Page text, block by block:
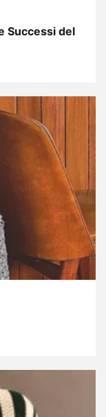
Successi del